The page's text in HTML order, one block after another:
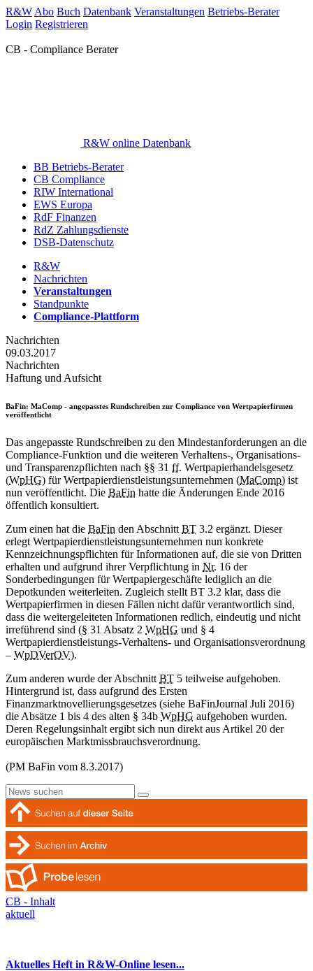
R&W Abo Buch Datenbank Veranstaltungen Betriebs-Berater
Login Registrieren
CB - Compliance Berater
R&W online Datenbank
BB Betriebs-Berater
CB Compliance
RIW International
EWS Europa
RdF Finanzen
RdZ Zahlungsdienste
DSB-Datenschutz
R&W
Nachrichten
Veranstaltungen
Standpunkte
Compliance-Plattform
Nachrichten
09.03.2017
Nachrichten
Haftung und Aufsicht
BaFin: MaComp - angepasstes Rundschreiben zur Compliance von Wertpapierfirmen
veröffentlicht
Das angepasste Rundschreiben zu den Mindestanforderungen an die
Compliance-Funktion und die weiteren Verhaltens-, Organisations-
und Transparenzpflichten nach §§ 31 ff. Wertpapierhandelsgesetz
(WpHG) für Wertpapierdienstleistungsunternehmen (MaComp) ist
nun veröffentlicht. Die BaFin hatte die Änderungen Ende 2016
öffentlich konsultiert.
Zum einen hat die BaFin den Abschnitt BT 3.2 ergänzt. Dieser
erlegt Wertpapierdienstleistungsunternehmen nun konkrete
Kennzeichnungspflichten für Informationen auf, die sie von Dritten
erhalten und aufgrund ihrer Verpflichtung in Nr. 16 der
Sonderbedingungen für Wertpapiergeschäfte lediglich an die
Depotkunden weiterleiten. Zugleich stellt BT 3.2 klar, dass die
Wertpapierfirmen in diesen Fällen nicht dafür verantwortlich sind,
dass die weitergeleiteten Informationen redlich, eindeutig und nicht
irreführend sind (§ 31 Absatz 2 WpHG und § 4
Wertpapierdienstleistungs-Verhaltens- und Organisationsverordnung
– WpDVerOV).
Zum anderen wurde der Abschnitt BT 5 teilweise aufgehoben.
Hintergrund ist, dass aufgrund des Ersten
Finanzmarktnovellierungsgesetzes (siehe BaFinJournal Juli 2016)
die Absätze 1 bis 4 des alten § 34b WpHG aufgehoben wurden.
Deren Regelungsinhalt ergibt sich nun direkt aus Artikel 20 der
europäischen Marktmissbrauchsverordnung.
(PM BaFin vom 8.3.2017)
CB - Inhalt
aktuell
Aktuelles Heft in R&W-Online lesen...